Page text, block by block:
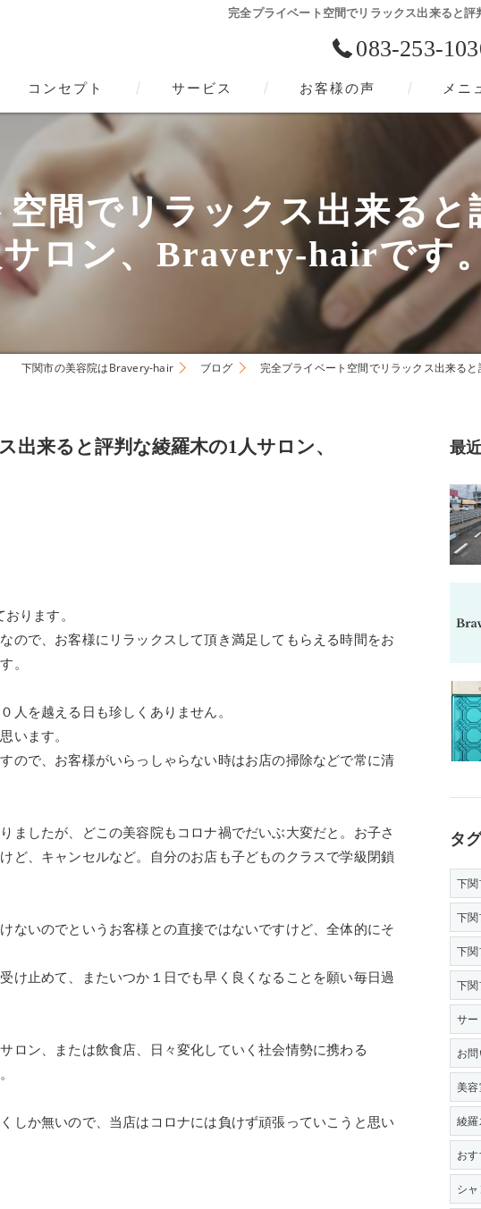
完全プライベート空間でリラックス出来ると
083-253-
コンセプト
下関市の美容院･Bravery-hairの口コミ情報
下関市の美容院･Bravery-hairの評判
下関市の美容院･Bravery-hairのお客様の声
サービス お客様の声 メニ
間でリラックス出来ると
ロン、Bravery-hairです。
下関市の美容院はBravery-hair ブログ 完全プライベート空間でリラックス出来る
来ると評判な綾羅木の1人サロン、
ります。
ので、お客様にリラックスして頂き満足してもらえる時間をお
。
人を越える日も珍しくありません。
います。
ので、お客様がいらっしゃらない時はお店の掃除などで常に清
ましたが、どこの美容院もコロナ禍でだいぶ大変だと。お子さ
ど、キャンセルなど。自分のお店も子どものクラスで学級閉鎖
ないのでというお客様との直接ではないですけど、全体的にそ
け止めて、またいつか１日でも早く良くなることを願い毎日過
ロン、または飲食店、日々変化していく社会情勢に携わる
しか無いので、当店はコロナには負けず頑張っていこうと思い
最
タ
下
下
下
下
サ
お
美
綾
お
シ